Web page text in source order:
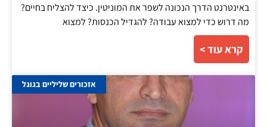
באינטרנט הדרך הנכונה לשפר את המוניטין. כיצד להצליח בחיים?
מה דרוש כדי למצוא עבודה? להגדיל הכנסות? למצוא
קרא עוד >
אזכורים שליליים בגוגל